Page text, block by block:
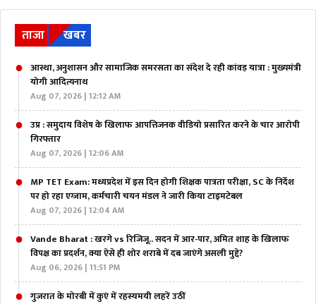
ताजा खबर
आस्था, अनुशासन और सामाजिक समरसता का संदेश दे रही कांवड़ यात्रा : मुख्यमंत्री
योगी आदित्यनाथ
Aug 07, 2026 | 12:12 AM
उप्र : समुदाय विशेष के खिलाफ आपत्तिजनक वीडियो प्रसारित करने के चार आरोपी
गिरफ्तार
Aug 07, 2026 | 12:06 AM
MP TET Exam: मध्यप्रदेश में इस दिन होगी शिक्षक पात्रता परीक्षा, SC के निर्देश
पर हो रहा एग्जाम, कर्मचारी चयन मंडल ने जारी किया टाइमटेबल
Aug 07, 2026 | 12:04 AM
Vande Bharat : खरगे vs रिजिजू.. सदन में आर-पार, अमित शाह के खिलाफ
विपक्ष का प्रदर्शन, क्या ऐसे ही शोर शराबे में दब जाएंगे असली मुद्दे?
Aug 06, 2026 | 11:51 PM
गुजरात के मोरबी में कुएं में रहस्यमयी लहरें उठीं